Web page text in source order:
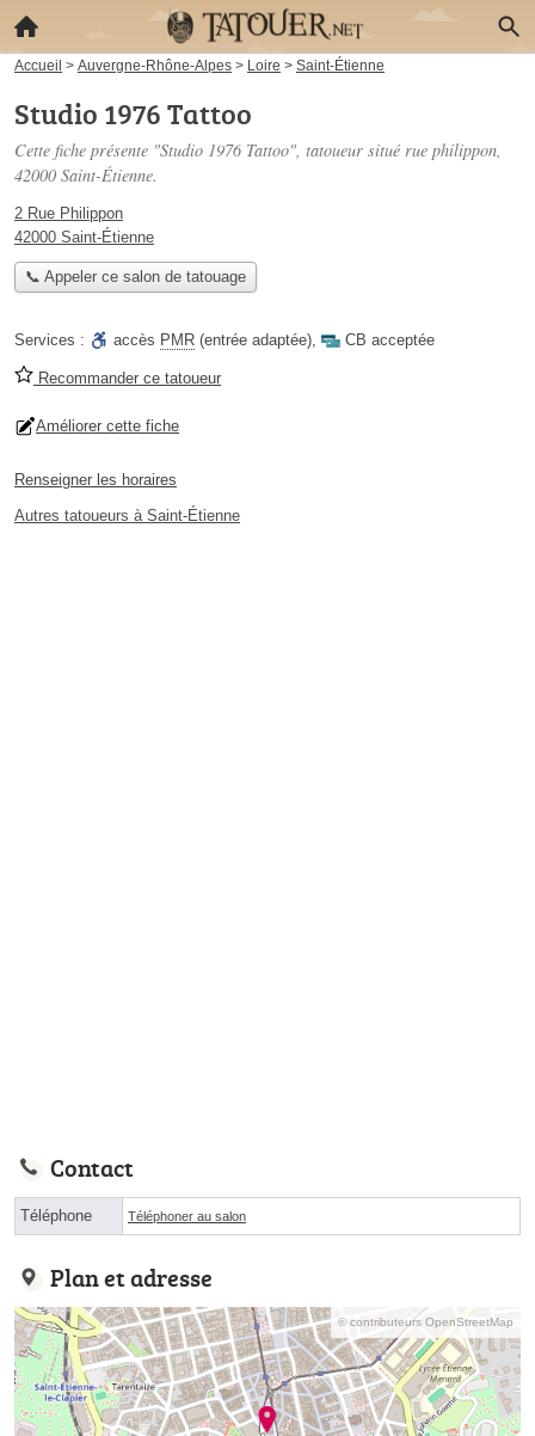
Accueil > Auvergne-Rhône-Alpes > Loire > Saint-Étienne
Studio 1976 Tattoo
Cette fiche présente "Studio 1976 Tattoo", tatoueur situé rue philippon,
42000 Saint-Étienne.
2 Rue Philippon
42000 Saint-Étienne
📞 Appeler ce salon de tatouage
Services : accès PMR (entrée adaptée), CB acceptée
Recommander ce tatoueur
Améliorer cette fiche
Renseigner les horaires
Autres tatoueurs à Saint-Étienne
Contact
Téléphone Téléphoner au salon
Plan et adresse
© contributeurs OpenStreetMap